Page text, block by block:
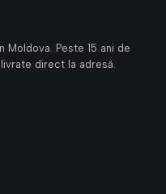
Moldova. Peste 15 ani de
direct la adresă.